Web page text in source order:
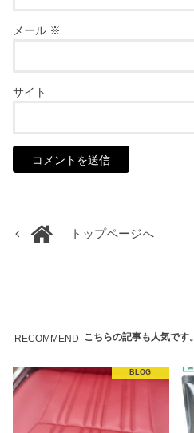
メール ※
サイト
トップページへ
RECOMMEND こちらの記事も人気です。
BLOG